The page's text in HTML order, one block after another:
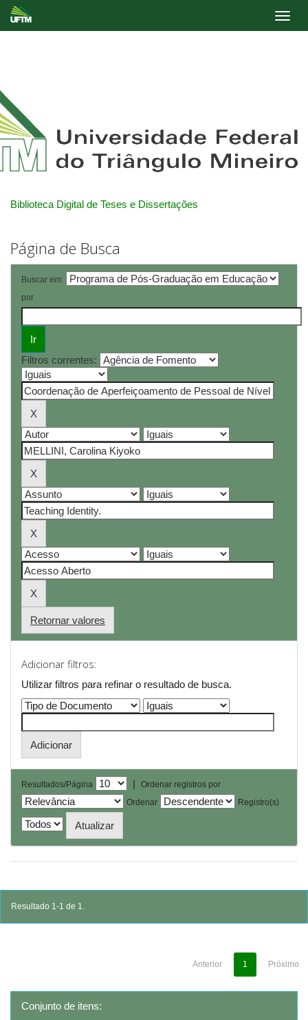
Biblioteca Digital de Teses e Dissertações
Página de Busca
Buscar em:
por
Filtros correntes:
Retornar valores
Adicionar filtros:
Utilizar filtros para refinar o resultado de busca.
Resultados/Página |
Ordenar registros por
Ordenar
Registro(s)
Resultado 1-1 de 1.
Anterior 1 Próximo
Conjunto de itens: